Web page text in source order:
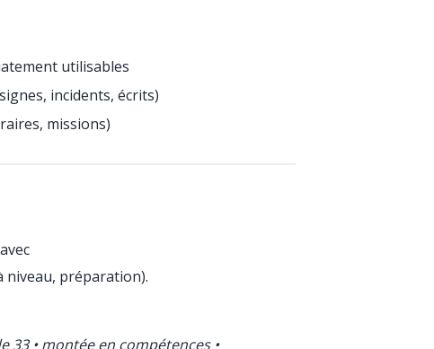
utilisables
incidents, écrits)
missions)
niveau, préparation).
33 • montée en compétences •